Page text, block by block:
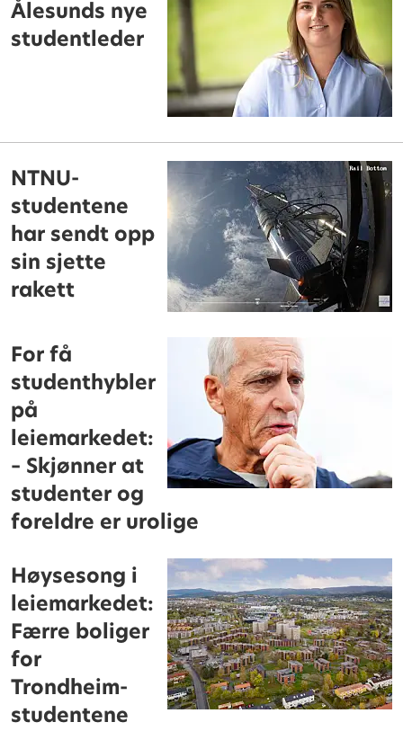
Ålesunds nye
studentleder
NTNU-
studentene
har sendt opp
sin sjette
rakett
For få
studenthybler
på
leiemarkedet:
– Skjønner at
studenter og
foreldre er urolige
Høysesong i
leiemarkedet:
Færre boliger
for
Trondheim-
studentene